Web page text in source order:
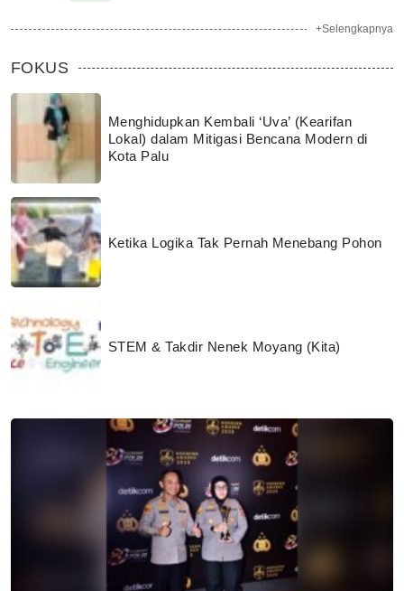
+Selengkapnya
FOKUS
Menghidupkan Kembali ‘Uva’ (Kearifan
Lokal) dalam Mitigasi Bencana Modern di
Kota Palu
Ketika Logika Tak Pernah Menebang Pohon
STEM & Takdir Nenek Moyang (Kita)